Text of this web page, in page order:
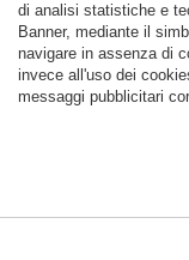
di analisi statistiche e
Banner, mediante il
navigare in assenza di
invece all'uso dei
messaggi pubblicitari
Cookie Necessari,